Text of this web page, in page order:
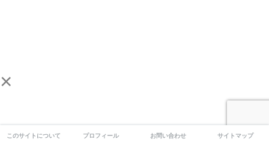
×
このサイトについて プロフィール お問い合わせ サイトマップ